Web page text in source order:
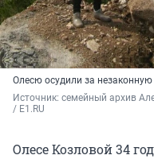
Олесю осудили за незаконную
Источник: семейный архив
/ E1.RU
Олесе Козловой 34